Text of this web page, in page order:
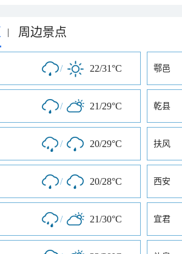
| 周边景点
/ 22/31°C 鄠邑
/ 21/29°C 乾县
/ 20/29°C 扶风
/ 20/28°C 西安
/ 21/30°C 宜君